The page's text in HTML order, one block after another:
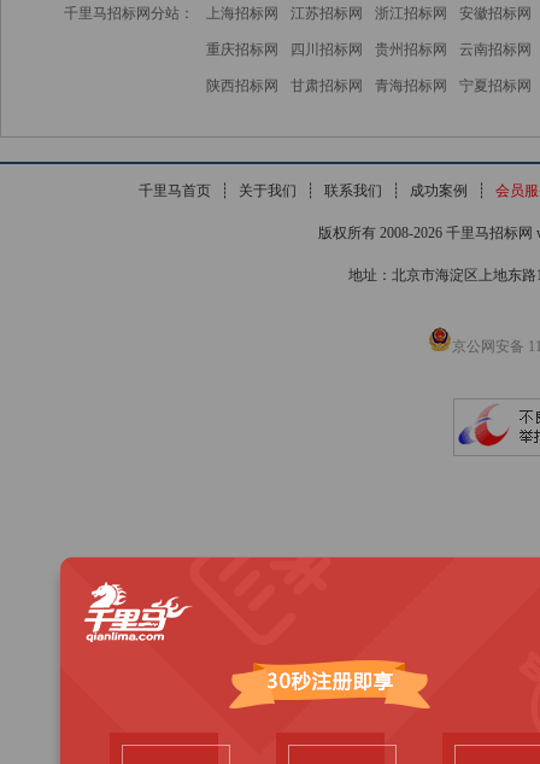
千里马招标网分站： 上海招标网 江苏招标网 浙江招标网 安徽招标网
重庆招标网 四川招标网 贵州招标网 云南招标网
陕西招标网 甘肃招标网 青海招标网 宁夏招标网
千里马首页 ┊ 关于我们 ┊ 联系我们 ┊ 成功案例 ┊ 会员
版权所有 2008-2026 千里马招标网
地址：北京市海淀区上地东
京公网安备